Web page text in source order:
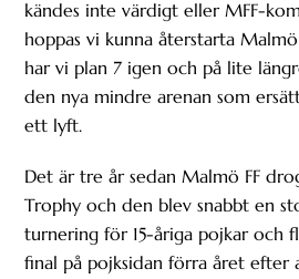
kändes inte värdigt eller MFF-
hoppas vi kunna återstarta
har vi plan 7 igen och på lite
den nya mindre arenan som
ett lyft.
Det är tre år sedan Malmö FF
Trophy och den blev snabbt en
turnering för 15-åriga pojkar och
final på pojksidan förra året efter